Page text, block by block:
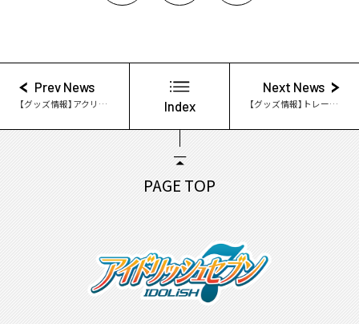
Prev News
【グッズ情報】アクリルスタンドキーホルダー 2019カレンダーver.発売決定！ Index
Next News
【グッズ情報】トレーディング缶バッジ 2019カレンダーver.発売決定！
PAGE TOP